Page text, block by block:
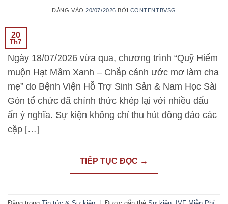
ĐĂNG VÀO20/07/2026 BỞI CONTENTBVSG
20
Th7
Ngày 18/07/2026 vừa qua, chương trình “Quỹ Hiếm
muộn Hạt Mầm Xanh – Chắp cánh ước mơ làm cha
mẹ” do Bệnh Viện Hỗ Trợ Sinh Sản & Nam Học Sài
Gòn tổ chức đã chính thức khép lại với nhiều dấu
ấn ý nghĩa. Sự kiện không chỉ thu hút đông đảo các
cặp […]
TIẾP TỤC ĐỌC →